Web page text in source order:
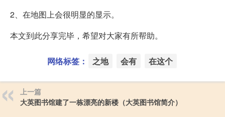
2、在地图上会很明显的显示。
本文到此分享完毕，希望对大家有所帮助。
网络标签： 之地 会有 在这个
上一篇
大英图书馆建了一栋漂亮的新楼（大英图书馆简介）